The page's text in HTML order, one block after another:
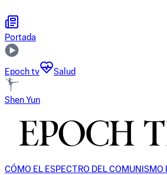
Portada
Epoch tv Salud
Shen Yun
CÓMO EL ESPECTRO DEL COMUNISMO